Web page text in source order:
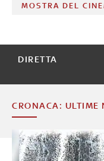
MOSTRA DEL
DIRETTA
CRONACA: ULTIME